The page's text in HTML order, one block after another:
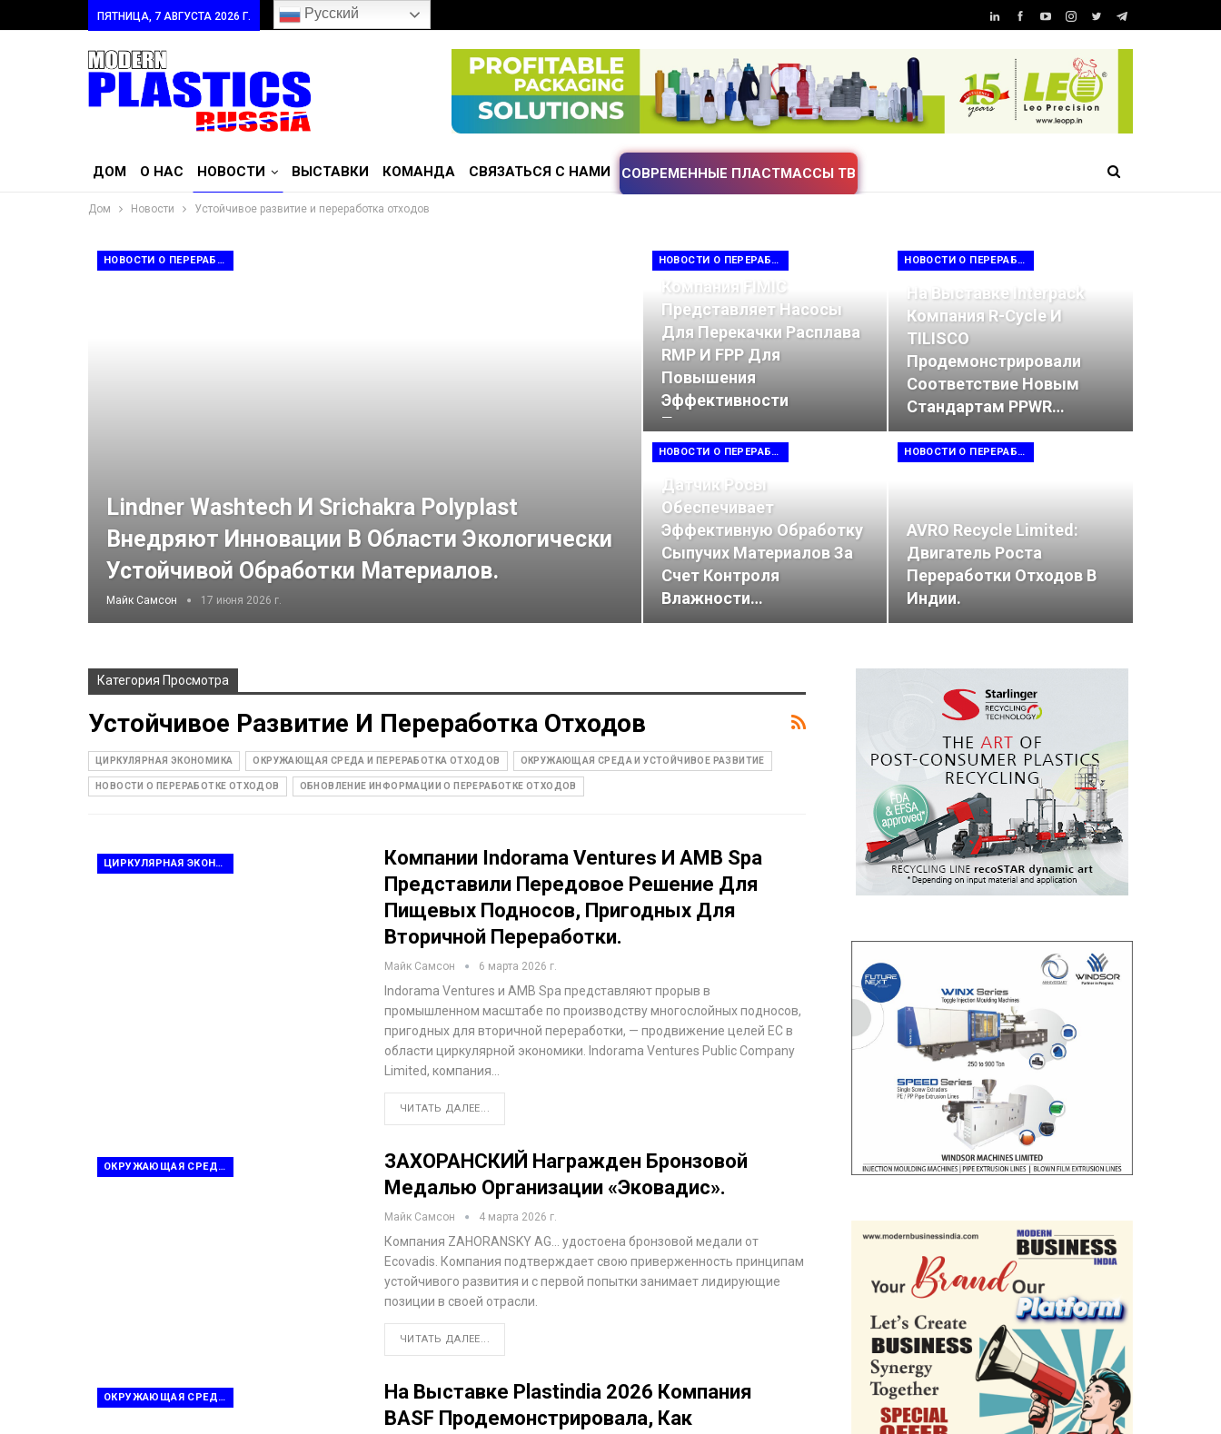
ПЯТНИЦА, 7 АВГУСТА 2026 Г. Русский
ДОМ О НАС НОВОСТИ ВЫСТАВКИ КОМАНДА СВЯЗАТЬСЯ С НАМИ СОВРЕМЕННЫЕ ПЛАСТМАССЫ ТВ
Дом Новости Устойчивое развитие и переработка отходов
НОВОСТИ О ПЕРЕРАБОТКЕ ОТХОДОВ
Lindner Washtech И Srichakra Polyplast
Внедряют Инновации В Области Экологически
Устойчивой Обработки Материалов.
Майк Самсон 17 июня 2026 г.
НОВОСТИ О ПЕРЕРАБОТКЕ ОТХОДОВ
Компания FIMIC
Представляет Насосы
Для Перекачки Расплава
RMP И FPP Для
Повышения
Эффективности
Технологических
Процессов…
НОВОСТИ О ПЕРЕРАБОТКЕ ОТХОДОВ
На Выставке Interpack
Компания R-Cycle И
TILISCO
Продемонстрировали
Соответствие Новым
Стандартам PPWR…
НОВОСТИ О ПЕРЕРАБОТКЕ ОТХОДОВ
Датчик Росы
Обеспечивает
Эффективную Обработку
Сыпучих Материалов За
Счет Контроля
Влажности…
НОВОСТИ О ПЕРЕРАБОТКЕ ОТХОДОВ
AVRO Recycle Limited:
Двигатель Роста
Переработки Отходов В
Индии.
Категория Просмотра
Устойчивое Развитие И Переработка Отходов
ЦИРКУЛЯРНАЯ ЭКОНОМИКА ОКРУЖАЮЩАЯ СРЕДА И ПЕРЕРАБОТКА ОТХОДОВ ОКРУЖАЮЩАЯ СРЕДА И УСТОЙЧИВОЕ РАЗВИТИЕ
НОВОСТИ О ПЕРЕРАБОТКЕ ОТХОДОВ ОБНОВЛЕНИЕ ИНФОРМАЦИИ О ПЕРЕРАБОТКЕ ОТХОДОВ
ЦИРКУЛЯРНАЯ ЭКОНОМИКА
Компании Indorama Ventures И AMB Spa
Представили Передовое Решение Для
Пищевых Подносов, Пригодных Для
Вторичной Переработки.
Майк Самсон 6 марта 2026 г.
Indorama Ventures и AMB Spa представляют прорыв в
промышленном масштабе по производству многослойных подносов,
пригодных для вторичной переработки, — продвижение целей ЕС в
области циркулярной экономики. Indorama Ventures Public Company
Limited, компания…
ЧИТАТЬ ДАЛЕЕ...
ОКРУЖАЮЩАЯ СРЕДА И УСТОЙЧИВОЕ РАЗВИТИЕ
ЗАХОРАНСКИЙ Награжден Бронзовой
Медалью Организации «Эковадис».
Майк Самсон 4 марта 2026 г.
Компания ZAHORANSKY AG… удостоена бронзовой медали от
Ecovadis. Компания подтверждает свою приверженность принципам
устойчивого развития и с первой попытки занимает лидирующие
позиции в своей отрасли.
ЧИТАТЬ ДАЛЕЕ...
ОКРУЖАЮЩАЯ СРЕДА И УСТОЙЧИВОЕ РАЗВИТИЕ
На Выставке Plastindia 2026 Компания
BASF Продемонстрировала, Как